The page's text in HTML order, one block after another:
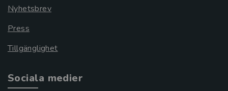
Nyhetsbrev
Press
Tillgänglighet
Sociala medier